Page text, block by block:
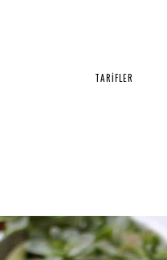
TARİFLER